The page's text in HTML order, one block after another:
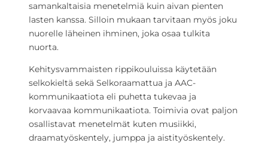
samankaltaisia menetelmiä kuin aivan pienten
lasten kanssa. Silloin mukaan tarvitaan myös joku
nuorelle läheinen ihminen, joka osaa tulkita
nuorta.
Kehitysvammaisten rippikouluissa käytetään
selkokieltä sekä Selkoraamattua ja AAC-
kommunikaatiota eli puhetta tukevaa ja
korvaavaa kommunikaatiota. Toimivia ovat paljon
osallistavat menetelmät kuten musiikki,
draamatyöskentely, jumppa ja aistityöskentely.